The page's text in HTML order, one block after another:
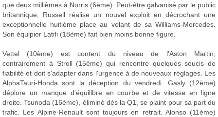
que deux millièmes à Norris (6ème). Peut-être galvanisé par le public
britannique, Russell réalise un nouvel exploit en décrochant une
exceptionnelle huitième place au volant de sa Williams-Mercedes.
Son équipier Latifi (18ème) fait bien moins bonne figure.
Vettel (10ème) est content du niveau de l'Aston Martin,
contrairement à Stroll (15ème) qui rencontre quelques soucis de
fiabilité et doit s'adapter dans l'urgence à de nouveaux réglages. Les
AlphaTauri-Honda sont la déception du vendredi. Gasly (12ème)
déplore un manque d'équilibre en courbe et de vitesse en ligne
droite. Tsunoda (16ème), éliminé dès la Q1, se plaint pour sa part du
trafic. Les Alpine-Renault sont toujours en retrait. Alonso (11ème)